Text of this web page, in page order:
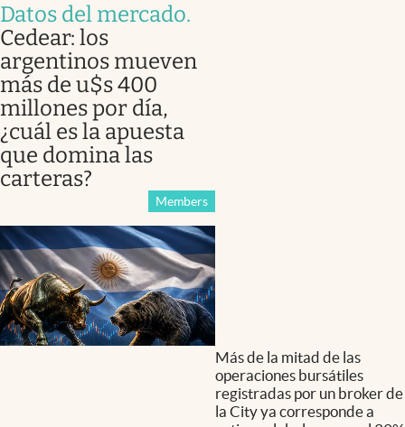
Datos del mercado.
Cedear: los
argentinos mueven
más de u$s 400
millones por día,
¿cuál es la apuesta
que domina las
carteras?
Members
Más de la mitad de las
operaciones bursátiles
registradas por un broker de
la City ya corresponde a